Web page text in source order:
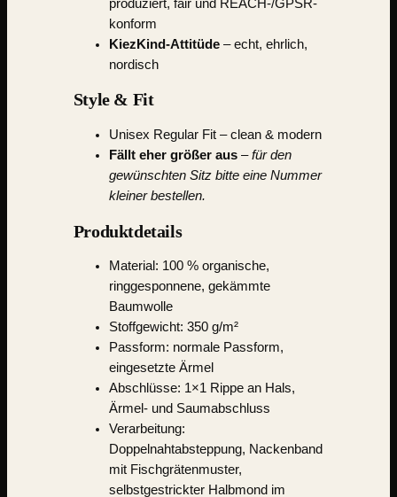
produziert, fair und REACH-/GPSR-
konform
KiezKind-Attitüde– echt, ehrlich,
nordisch
Style & Fit
Unisex Regular Fit – clean & modern
Fällt eher größer aus–für den
gewünschten Sitz bitte eine Nummer
kleiner bestellen.
Produktdetails
Material: 100 % organische,
ringgesponnene, gekämmte
Baumwolle
Stoffgewicht: 350 g/m²
Passform: normale Passform,
eingesetzte Ärmel
Abschlüsse: 1×1 Rippe an Hals,
Ärmel- und Saumabschluss
Verarbeitung:
Doppelnahtabsteppung, Nackenband
mit Fischgrätenmuster,
selbstgestrickter Halbmond im